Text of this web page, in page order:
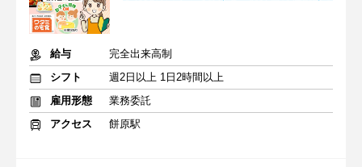
給与
完全出来高制
シフト
週2日以上 1日2時間以上
雇用形態
業務委託
アクセス
餅原駅